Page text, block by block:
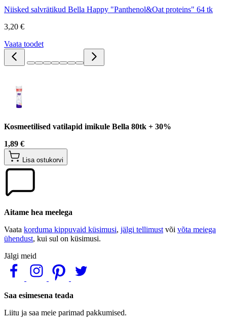
Niisked salvrätikud Bella Happy "Panthenol&Oat proteins" 64 tk
3,20 €
Vaata toodet
Kosmeetilised vatilapid imikule Bella 80tk + 30%
1,89 €
Lisa ostukorvi
Aitame hea meelega
Vaata korduma kippuvaid küsimusi, jälgi tellimust või võta meiega
ühendust, kui sul on küsimusi.
Jälgi meid
Saa esimesena teada
Liitu ja saa meie parimad pakkumised.